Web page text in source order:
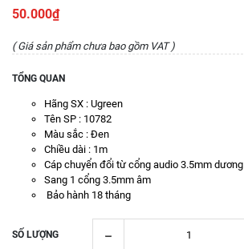
50.000₫
( Giá sản phẩm chưa bao gồm VAT )
TỔNG QUAN
Hãng SX : Ugreen
Tên SP : 10782
Màu sắc : Đen
Chiều dài : 1m
Cáp chuyển đổi từ cổng audio 3.5mm dương
Sang 1 cổng 3.5mm âm
Bảo hành 18 tháng
SỐ LƯỢNG